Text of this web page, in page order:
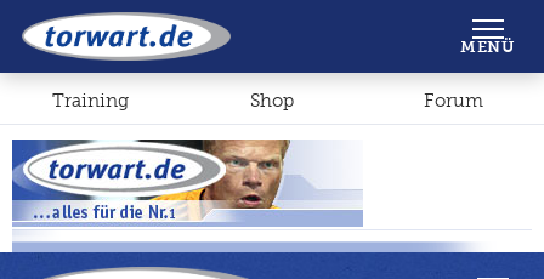
Shop Forum